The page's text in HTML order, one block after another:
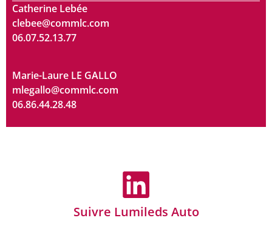
Catherine Lebée
clebee@commlc.com
06.07.52.13.77
Marie-Laure LE GALLO
mlegallo@commlc.com
06.86.44.28.48
Suivre Lumileds Auto